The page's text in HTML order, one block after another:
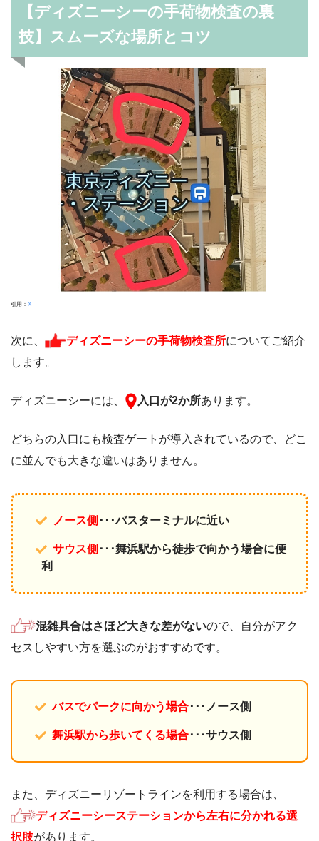
【ディズニーシーの手荷物検査の裏
技】スムーズな場所とコツ
引用： X
次に、 ディズニーシーの手荷物検査所についてご紹介
します。
ディズニーシーには、 入口が2か所あります。
どちらの入口にも検査ゲートが導入されているので、どこ
に並んでも大きな違いはありません。
ノース側 ･･･バスターミナルに近い
サウス側 ･･･舞浜駅から徒歩で向かう場合に便
利
混雑具合はさほど大きな差がないので、自分がアク
セスしやすい方を選ぶのがおすすめです。
バスでパークに向かう場合･･･ノース側
舞浜駅から歩いてくる場合･･･サウス側
また、ディズニーリゾートラインを利用する場合は、
ディズニーシーステーションから左右に分かれる選
択肢があります。